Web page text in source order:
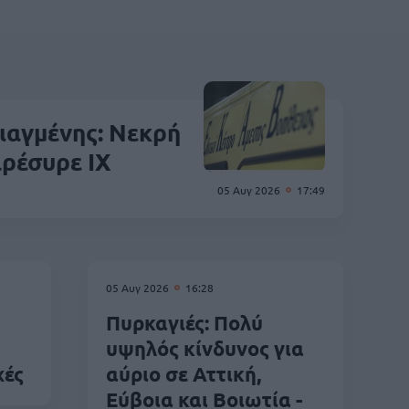
05 Αυγ 2026 17:49
Νεκρή
ΙΧ
05 Αυγ 2026 16:28
Πυρκαγιές: Πολύ
υψηλός κίνδυνος για
αύριο σε Αττική,
Εύβοια και Βοιωτία -